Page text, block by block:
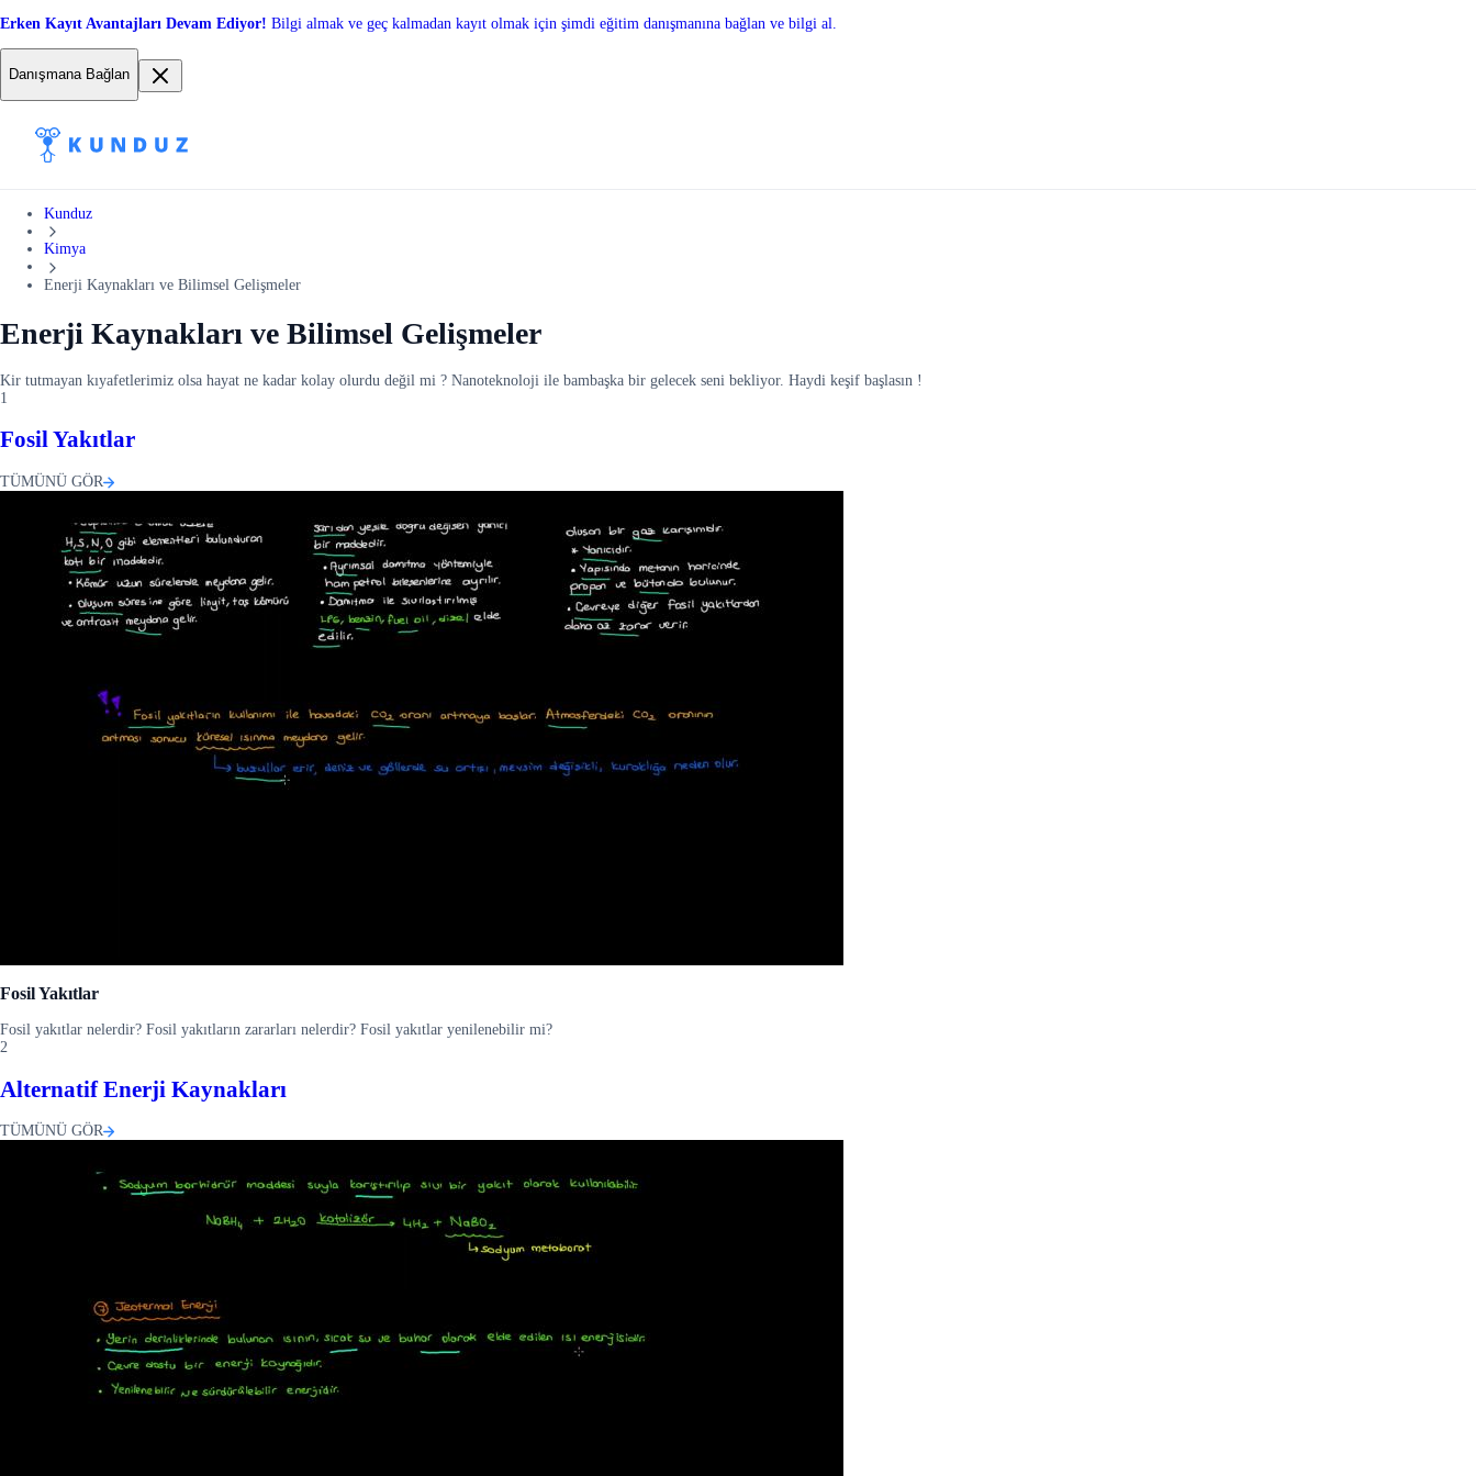
Erken Kayıt Avantajları Devam Ediyor! Bilgi almak ve geç kalmadan kayıt olmak için şimdi eğitim danışmanına bağlan ve bilgi al.
Danışmana Bağlan
Kunduz
Kimya
Enerji Kaynakları ve Bilimsel Gelişmeler
Enerji Kaynakları ve Bilimsel Gelişmeler
Kir tutmayan kıyafetlerimiz olsa hayat ne kadar kolay olurdu değil mi ? Nanoteknoloji ile bambaşka bir gelecek seni bekliyor. Haydi keşif başlasın !
1
Fosil Yakıtlar
TÜMÜNÜ GÖR
Fosil Yakıtlar
Fosil yakıtlar nelerdir? Fosil yakıtların zararları nelerdir? Fosil yakıtlar yenilenebilir mi?
2
Alternatif Enerji Kaynakları
TÜMÜNÜ GÖR